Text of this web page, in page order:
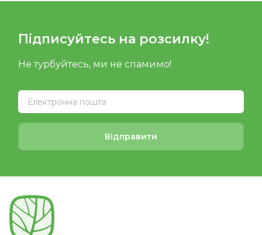
Підписуйтесь на розсилку!
Не турбуйтесь, ми не спамимо!
Відправити